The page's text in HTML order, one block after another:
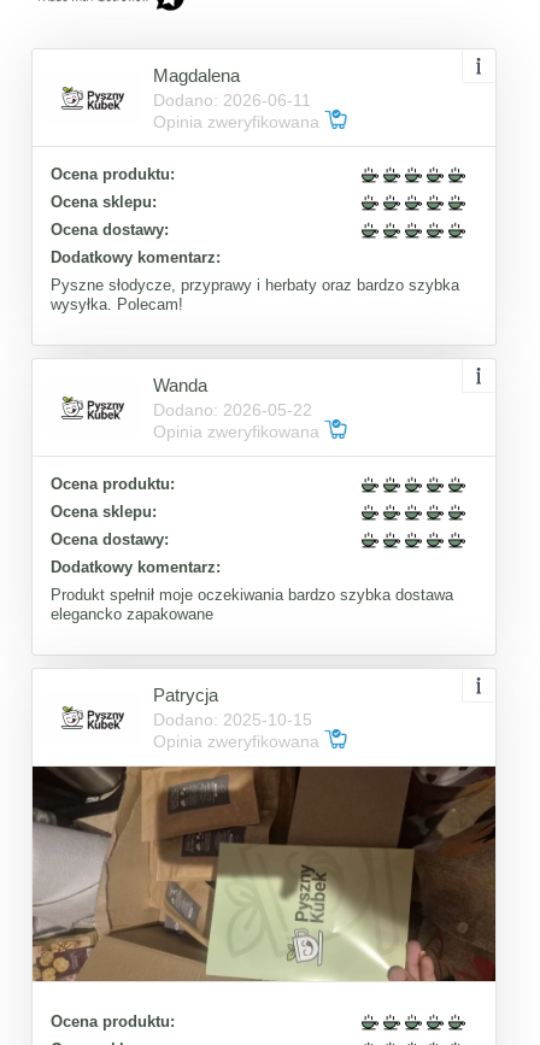
Magdalena
Dodano: 2026-06-11
Opinia zweryfikowana
Ocena produktu:
Ocena sklepu:
Ocena dostawy:
Dodatkowy komentarz:
Pyszne słodycze, przyprawy i herbaty oraz bardzo szybka
wysyłka. Polecam!
Wanda
Dodano: 2026-05-22
Opinia zweryfikowana
Ocena produktu:
Ocena sklepu:
Ocena dostawy:
Dodatkowy komentarz:
Produkt spełnił moje oczekiwania bardzo szybka dostawa
elegancko zapakowane
Patrycja
Dodano: 2025-10-15
Opinia zweryfikowana
Ocena produktu: